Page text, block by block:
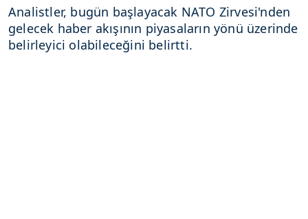
Analistler, bugün başlayacak NATO Zirvesi'nden
gelecek haber akışının piyasaların yönü üzerinde
belirleyici olabileceğini belirtti.